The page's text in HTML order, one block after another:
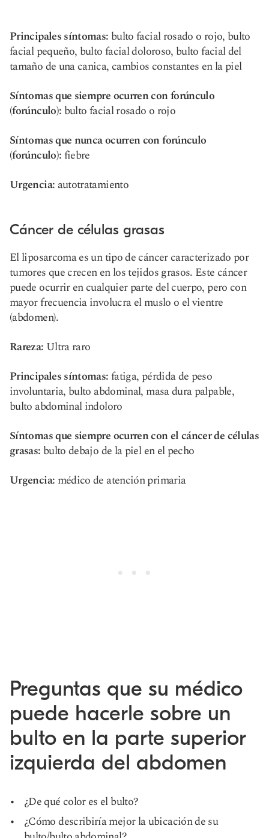
Principales síntomas: bulto facial rosado o rojo, bulto
facial pequeño, bulto facial doloroso, bulto facial del
tamaño de una canica, cambios constantes en la piel
Síntomas que siempre ocurren con forúnculo
(forúnculo): bulto facial rosado o rojo
Síntomas que nunca ocurren con forúnculo
(forúnculo):fiebre
Urgencia: autotratamiento
Cáncer de células grasas
El liposarcoma es un tipo de cáncer caracterizado por
tumores que crecen en los tejidos grasos. Este cáncer
puede ocurrir en cualquier parte del cuerpo, pero con
mayor frecuencia involucra el muslo o el vientre
(abdomen).
Rareza: Ultra raro
Principales síntomas:fatiga, pérdida de peso
involuntaria, bulto abdominal, masa dura palpable,
bulto abdominal indoloro
Síntomas que siempre ocurren con el cáncer de células
grasas: bulto debajo de la piel en el pecho
Urgencia: médico de atención primaria
Preguntas que su médico
puede hacerle sobre un
bulto en la parte superior
izquierda del abdomen
¿De qué color es el bulto?
¿Cómo describiría mejor la ubicación de su